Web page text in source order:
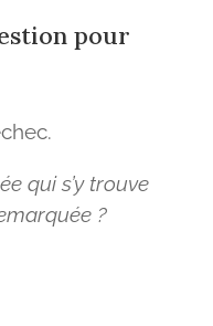
pour
qui s’y trouve
?